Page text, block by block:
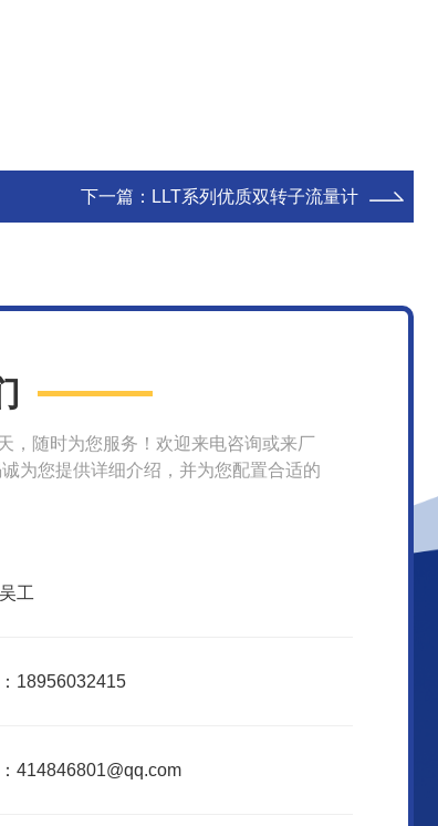
下一篇： LLT系列优质双转子流量计
，随时为您服务！欢迎来电咨询或来厂
为您提供详细介绍，并为您配置合适的
工
18956032415
414846801@qq.com